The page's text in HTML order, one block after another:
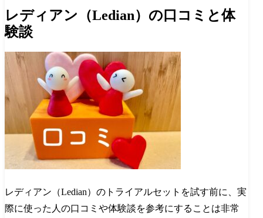
レディアン（Ledian）の口コミと体
験談
レディアン（Ledian）のトライアルセットを試す前に、実
際に使った人の口コミや体験談を参考にすることは非常